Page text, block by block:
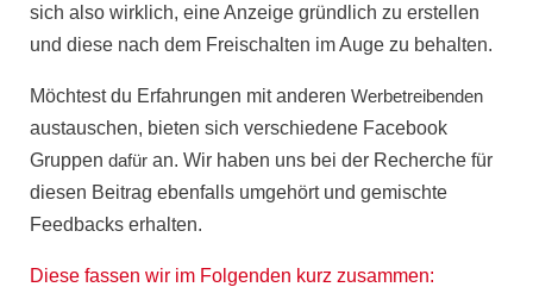
sich also wirklich, eine Anzeige gründlich zu erstellen
und diese nach dem Freischalten im Auge zu behalten.
Möchtest du Erfahrungen mit anderen Werbetreibenden
austauschen, bieten sich verschiedene Facebook
Gruppen dafür an. Wir haben uns bei der Recherche für
diesen Beitrag ebenfalls umgehört und gemischte
Feedbacks erhalten.
Diese fassen wir im Folgenden kurz zusammen: